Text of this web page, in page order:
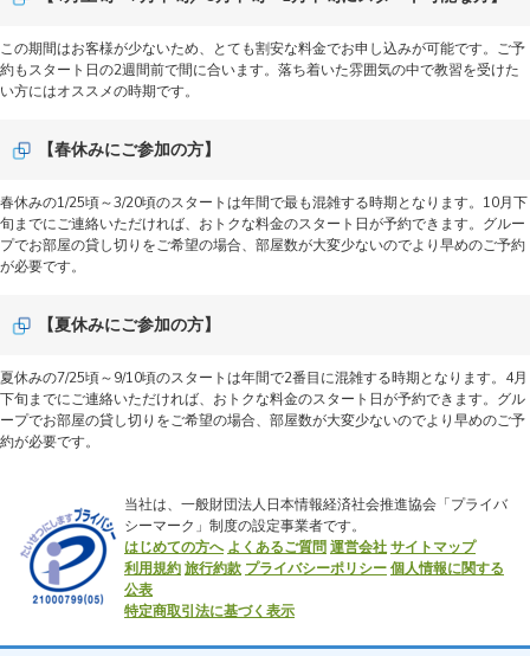
この期間はお客様が少ないため、とても割安な料金でお申し込みが可能です。ご予
約もスタート日の2週間前で間に合います。落ち着いた雰囲気の中で教習を受けた
い方にはオススメの時期です。
【春休みにご参加の方】
春休みの1/25頃～3/20頃のスタートは年間で最も混雑する時期となります。10月下
旬までにご連絡いただければ、おトクな料金のスタート日が予約できます。グルー
プでお部屋の貸し切りをご希望の場合、部屋数が大変少ないのでより早めのご予約
が必要です。
【夏休みにご参加の方】
夏休みの7/25頃～9/10頃のスタートは年間で2番目に混雑する時期となります。4月
下旬までにご連絡いただければ、おトクな料金のスタート日が予約できます。グル
ープでお部屋の貸し切りをご希望の場合、部屋数が大変少ないのでより早めのご予
約が必要です。
当社は、一般財団法人日本情報経済社会推進協会「プライバ
シーマーク」制度の設定事業者です。
はじめての方へ よくあるご質問 運営会社サイトマップ
利用規約旅行約款 プライバシーポリシー個人情報に関する
公表
特定商取引法に基づく表示